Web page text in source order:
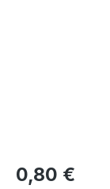
Regulärer Preis:
0,80 €